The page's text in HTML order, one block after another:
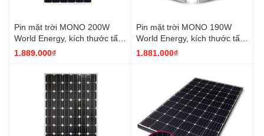
Pin mặt trời MONO 200W
World Energy, kích thước tấm
pin 1230*992*40
1.889.000₫
Pin mặt trời MONO 190W
World Energy, kích thước tấm
pin 1480*680*40
1.881.000₫